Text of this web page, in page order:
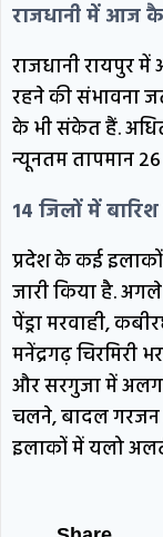
राजधानी में आज
राजधानी रायपुर
रहने की संभावना
के भी संकेत हैं.
न्यूनतम तापमान
14 जिलों में
प्रदेश के कई
जारी किया है.
पेंड्रा मरवाही,
मनेंद्रगढ़ चिरमिरी
और सरगुजा में
चलने, बादल गरजन
इलाकों में यलो